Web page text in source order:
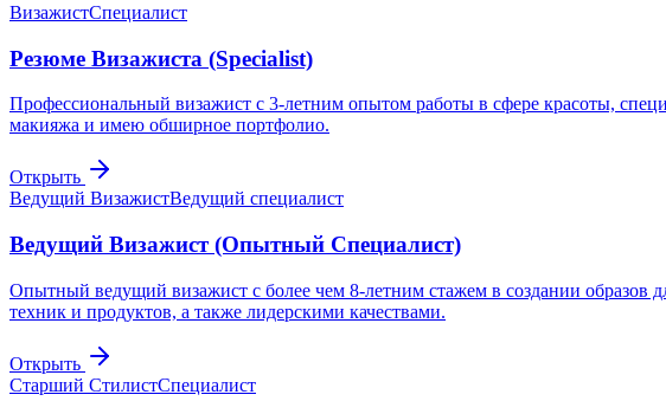
ВизажистСпециалист
Резюме Визажиста (Specialist)
Профессиональный визажист с 3-летним опытом работы в сфере красоты,
макияжа и имею обширное портфолио.
Открыть
Ведущий ВизажистВедущий специалист
Ведущий Визажист (Опытный Специалист)
Опытный ведущий визажист с более чем 8-летним стажем в создании
техник и продуктов, а также лидерскими качествами.
Открыть
Старший СтилистСпециалист